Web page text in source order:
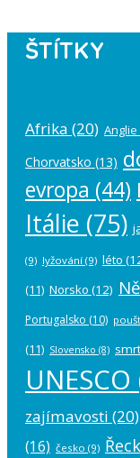
ŠTÍTKY
Afrika (20) Anglie
Chorvatsko (13)
evropa (44)
Itálie (75)
(9) lyžování (9) léto
(11) Norsko (12)
Portugalsko (10) poušť
(11) Slovensko (8) smrt
UNESCO
zajímavosti (20)
(16) česko (9)